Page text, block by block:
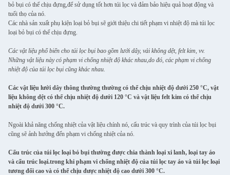
bỏ bụi có thể chịu đựng,để sử dụng tốt hơn túi lọc và đảm bảo hiệu quả hoạt động và
tuổi thọ của nó.
Các nhà sản xuất phụ kiện loại bỏ bụi sẽ giới thiệu chi tiết phạm vi nhiệt độ mà túi lọc
loại bỏ bụi có thể chịu đựng.
Các vật liệu phổ biến cho túi lọc bụi bao gồm lưới dây, vải không dệt, felt kim, vv.
Những vật liệu này có phạm vi chống nhiệt độ khác nhau,do đó, các phạm vi chống
nhiệt độ của túi lọc bụi cũng khác nhau.
Các vật liệu lưới dây thông thường thường có thể chịu nhiệt độ dưới 250 °C, vật
liệu không dệt có thể chịu nhiệt độ dưới 120 °C và vật liệu felt kim có thể chịu
nhiệt độ dưới 300 °C.
Ngoài khả năng chống nhiệt của vật liệu chính nó, cấu trúc và quy trình của túi lọc bụi
cũng sẽ ảnh hưởng đến phạm vi chống nhiệt của nó.
Cấu trúc của túi lọc loại bỏ bụi thường được chia thành loại xi lanh, loại tay áo
và cấu trúc loại.trong khi phạm vi chống nhiệt độ của túi lọc tay áo và túi lọc loại
tương đối cao và có thể chịu được nhiệt độ cao dưới 300 °C.